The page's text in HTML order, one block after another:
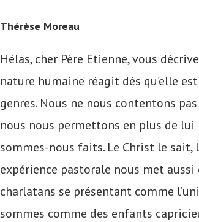
Thérèse Moreau
Hélas, cher Père Etienne, vous
nature humaine réagit dès qu’elle
genres. Nous ne nous contentons
nous nous permettons en plus de
sommes-nous faits. Le Christ le sait,
expérience pastorale nous met
charlatans se présentant comme
sommes comme des enfants